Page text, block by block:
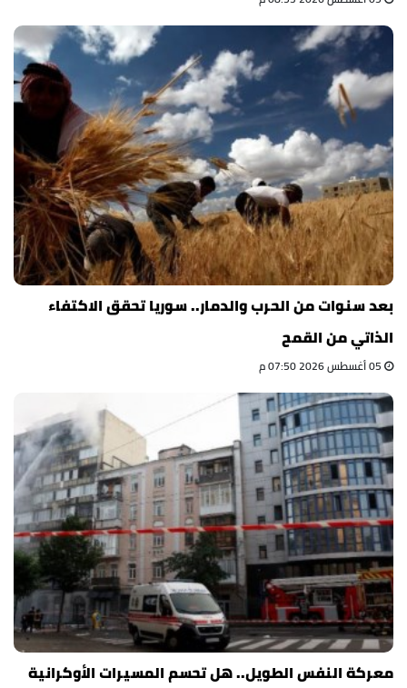
بعد سنوات من الحرب والدمار.. سوريا تحقق الاكتفاء
الذاتي من القمح
معركة النفس الطويل.. هل تحسم المسيرات الأوكرانية